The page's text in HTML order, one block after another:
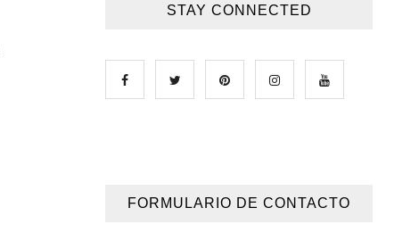
STAY CONNECTED
FORMULARIO DE CONTACTO